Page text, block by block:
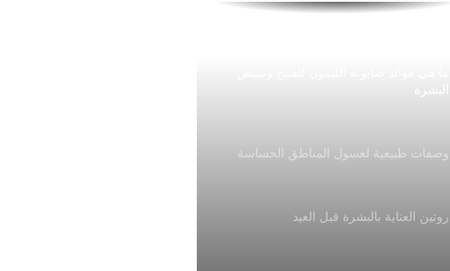
والهالات السوداء
وصفات طبيعية لغسول المناطق الحساسة
روتين العناية بالبشرة قبل العيد